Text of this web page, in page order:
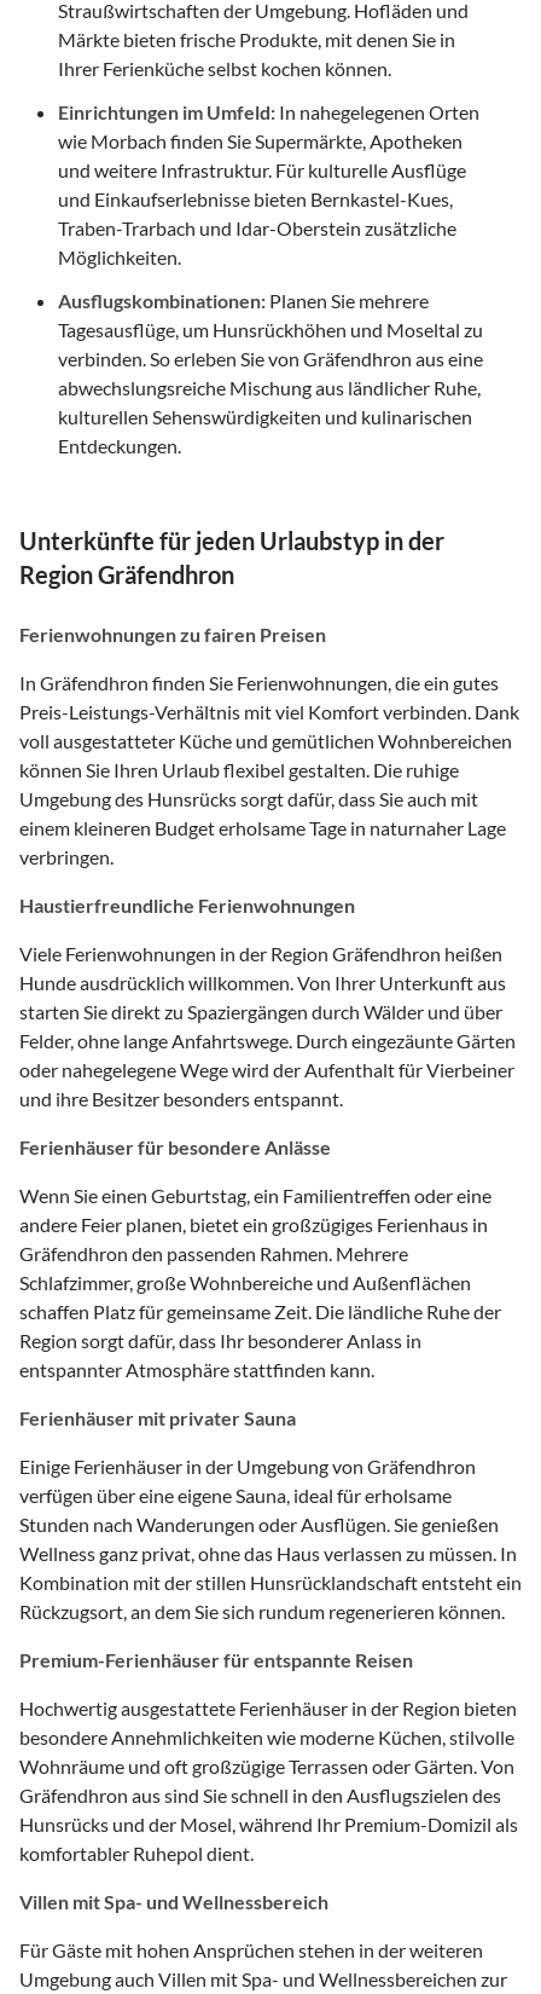
Straußwirtschaften der Umgebung. Hofläden und
Märkte bieten frische Produkte, mit denen Sie in
Ihrer Ferienküche selbst kochen können.
Einrichtungen im Umfeld: In nahegelegenen Orten
wie Morbach finden Sie Supermärkte, Apotheken
und weitere Infrastruktur. Für kulturelle Ausflüge
und Einkaufserlebnisse bieten Bernkastel-Kues,
Traben-Trarbach und Idar-Oberstein zusätzliche
Möglichkeiten.
Ausflugskombinationen: Planen Sie mehrere
Tagesausflüge, um Hunsrückhöhen und Moseltal zu
verbinden. So erleben Sie von Gräfendhron aus eine
abwechslungsreiche Mischung aus ländlicher Ruhe,
kulturellen Sehenswürdigkeiten und kulinarischen
Entdeckungen.
Unterkünfte für jeden Urlaubstyp in der
Region Gräfendhron
Ferienwohnungen zu fairen Preisen
In Gräfendhron finden Sie Ferienwohnungen, die ein gutes
Preis-Leistungs-Verhältnis mit viel Komfort verbinden. Dank
voll ausgestatteter Küche und gemütlichen Wohnbereichen
können Sie Ihren Urlaub flexibel gestalten. Die ruhige
Umgebung des Hunsrücks sorgt dafür, dass Sie auch mit
einem kleineren Budget erholsame Tage in naturnaher Lage
verbringen.
Haustierfreundliche Ferienwohnungen
Viele Ferienwohnungen in der Region Gräfendhron heißen
Hunde ausdrücklich willkommen. Von Ihrer Unterkunft aus
starten Sie direkt zu Spaziergängen durch Wälder und über
Felder, ohne lange Anfahrtswege. Durch eingezäunte Gärten
oder nahegelegene Wege wird der Aufenthalt für Vierbeiner
und ihre Besitzer besonders entspannt.
Ferienhäuser für besondere Anlässe
Wenn Sie einen Geburtstag, ein Familientreffen oder eine
andere Feier planen, bietet ein großzügiges Ferienhaus in
Gräfendhron den passenden Rahmen. Mehrere
Schlafzimmer, große Wohnbereiche und Außenflächen
schaffen Platz für gemeinsame Zeit. Die ländliche Ruhe der
Region sorgt dafür, dass Ihr besonderer Anlass in
entspannter Atmosphäre stattfinden kann.
Ferienhäuser mit privater Sauna
Einige Ferienhäuser in der Umgebung von Gräfendhron
verfügen über eine eigene Sauna, ideal für erholsame
Stunden nach Wanderungen oder Ausflügen. Sie genießen
Wellness ganz privat, ohne das Haus verlassen zu müssen. In
Kombination mit der stillen Hunsrücklandschaft entsteht ein
Rückzugsort, an dem Sie sich rundum regenerieren können.
Premium-Ferienhäuser für entspannte Reisen
Hochwertig ausgestattete Ferienhäuser in der Region bieten
besondere Annehmlichkeiten wie moderne Küchen, stilvolle
Wohnräume und oft großzügige Terrassen oder Gärten. Von
Gräfendhron aus sind Sie schnell in den Ausflugszielen des
Hunsrücks und der Mosel, während Ihr Premium-Domizil als
komfortabler Ruhepol dient.
Villen mit Spa- und Wellnessbereich
Für Gäste mit hohen Ansprüchen stehen in der weiteren
Umgebung auch Villen mit Spa- und Wellnessbereichen zur